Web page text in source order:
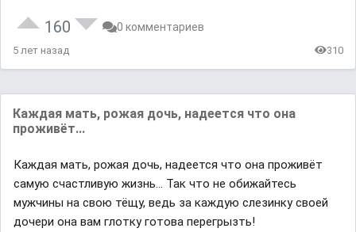
160 0 комментариев
5 лет назад 310
Каждая мать, рожая дочь, надеется что она
проживёт...
Каждая мать, рожая дочь, надеется что она проживёт
самую счастливую жизнь… Так что не обижайтесь
мужчины на свою тёщу, ведь за каждую слезинку своей
дочери она вам глотку готова перегрызть!